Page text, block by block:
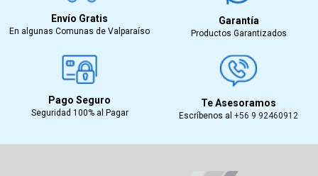
Envío Gratis
En algunas Comunas de Valparaíso
Garantía
Productos Garantizados
Pago Seguro
Seguridad 100% al Pagar
Te Asesoramos
Escríbenos al +56 9 92460912